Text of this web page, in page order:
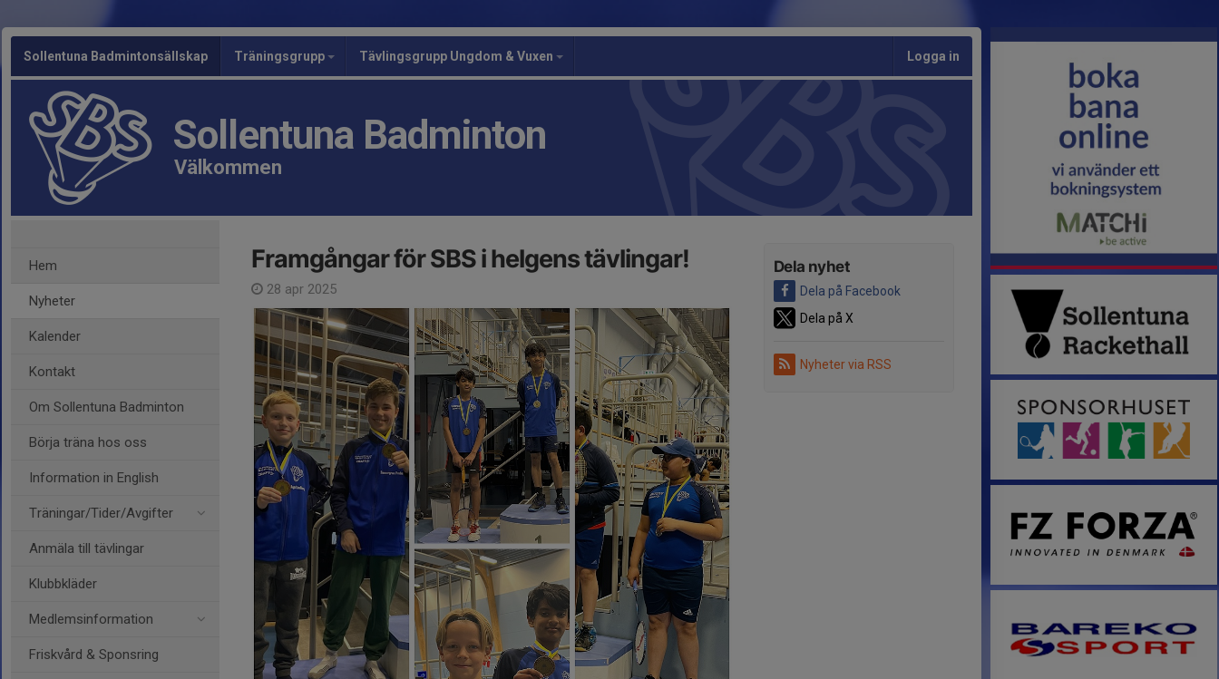
Sollentuna Badmintonsällskap Träningsgrupp Tävlingsgrupp Ungdom & Vuxen Logga in
Sollentuna Badminton
Välkommen
Hem
Nyheter
Kalender
Kontakt
Om Sollentuna Badminton
Börja träna hos oss
Information in English
Träningar/Tider/Avgifter
Anmäla till tävlingar
Klubbkläder
Medlemsinformation
Friskvård & Sponsring
Dela nyhet
Dela på Facebook
Dela på X
Nyheter via RSS
Framgångar för SBS i helgens tävlingar!
28 apr 2025